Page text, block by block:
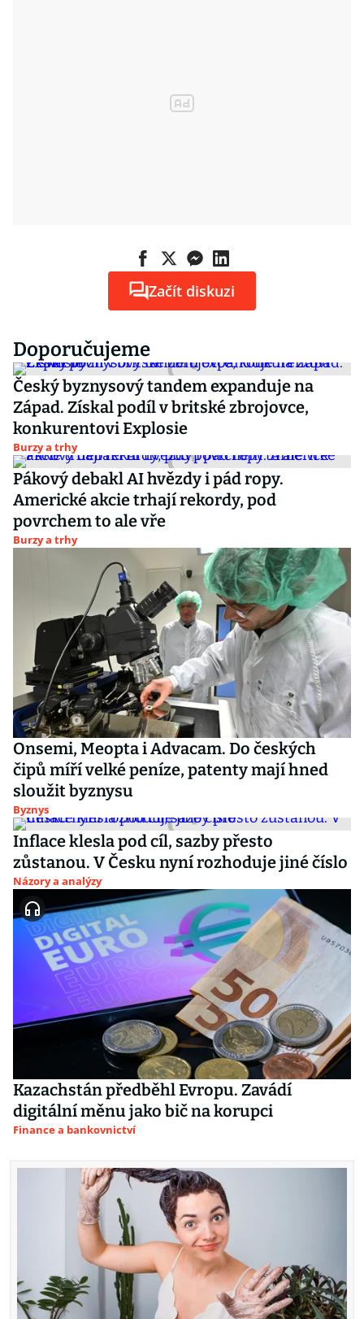
Začít diskuzi
Doporučujeme
Český byznysový tandem expanduje na
Západ. Získal podíl v britské zbrojovce,
konkurentovi Explosie
Burzy a trhy
Pákový debakl AI hvězdy i pád ropy.
Americké akcie trhají rekordy, pod
povrchem to ale vře
Burzy a trhy
Onsemi, Meopta i Advacam. Do českých
čipů míří velké peníze, patenty mají hned
sloužit byznysu
Byznys
Inflace klesla pod cíl, sazby přesto
zůstanou. V Česku nyní rozhoduje jiné číslo
Názory a analýzy
Kazachstán předběhl Evropu. Zavádí
digitální měnu jako bič na korupci
Finance a bankovnictví